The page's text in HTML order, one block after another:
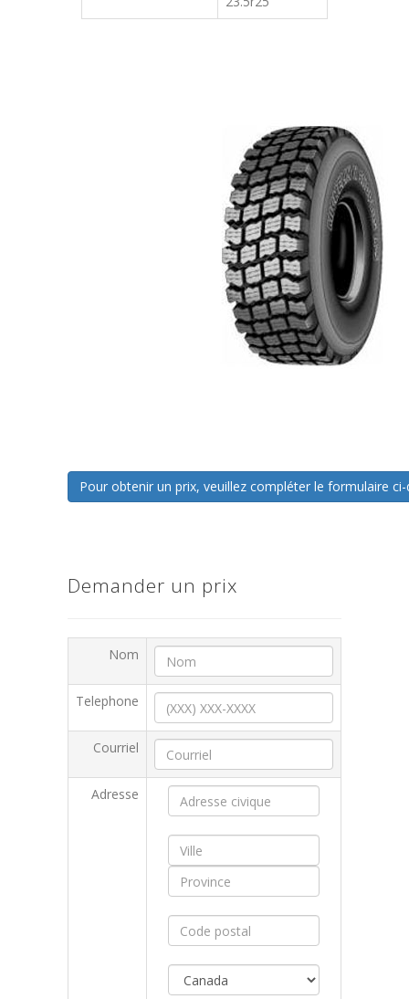
Pour obtenir un prix, veuillez compléter le formulaire
Demander un prix
Nom
Telephone
Courriel
Adresse